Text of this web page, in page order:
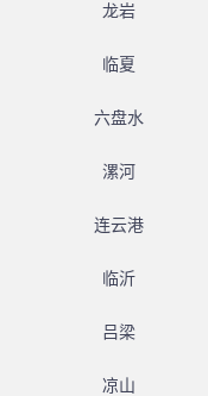
龙岩
临夏
六盘水
漯河
连云港
临沂
吕梁
凉山